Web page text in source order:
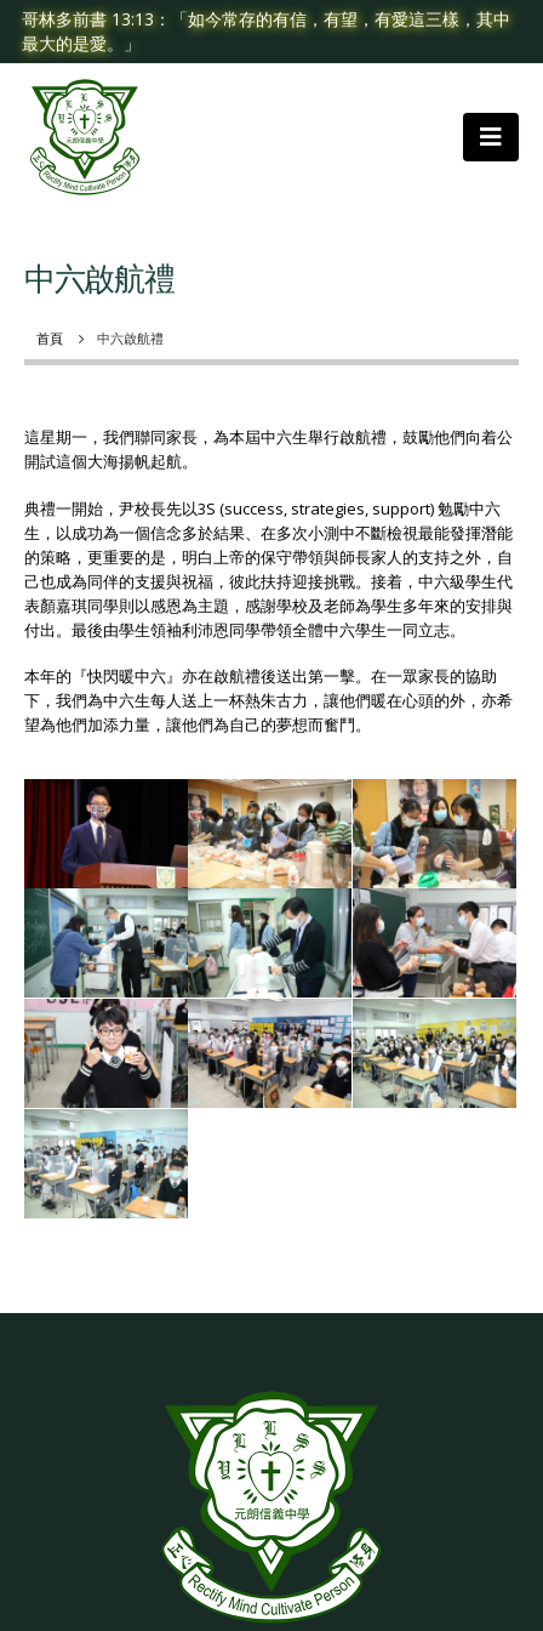
哥林多前書 13:13：「如今常存的有信，有望，有愛這三樣，其中
最大的是愛。」
首頁 中六啟航禮
中六啟航禮
這星期一，我們聯同家長，為本屆中六生舉行啟航禮，鼓勵他們向着公
開試這個大海揚帆起航。
典禮一開始，尹校長先以3S (success, strategies, support) 勉勵中六
生，以成功為一個信念多於結果、在多次小測中不斷檢視最能發揮潛能
的策略，更重要的是，明白上帝的保守帶領與師長家人的支持之外，自
己也成為同伴的支援與祝福，彼此扶持迎接挑戰。接着，中六級學生代
表顏嘉琪同學則以感恩為主題，感謝學校及老師為學生多年來的安排與
付出。最後由學生領袖利沛恩同學帶領全體中六學生一同立志。
本年的『快閃暖中六』亦在啟航禮後送出第一擊。在一眾家長的協助
下，我們為中六生每人送上一杯熱朱古力，讓他們暖在心頭的外，亦希
望為他們加添力量，讓他們為自己的夢想而奮鬥。